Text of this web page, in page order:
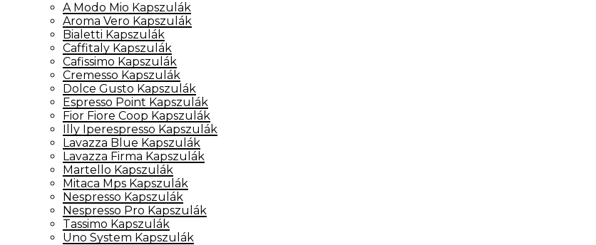
A Modo Mio Kapszulák
Aroma Vero Kapszulák
Bialetti Kapszulák
Caffitaly Kapszulák
Cafissimo Kapszulák
Cremesso Kapszulák
Dolce Gusto Kapszulák
Espresso Point Kapszulák
Fior Fiore Coop Kapszulák
Illy Iperespresso Kapszulák
Lavazza Blue Kapszulák
Lavazza Firma Kapszulák
Martello Kapszulák
Mitaca Mps Kapszulák
Nespresso Kapszulák
Nespresso Pro Kapszulák
Tassimo Kapszulák
Uno System Kapszulák